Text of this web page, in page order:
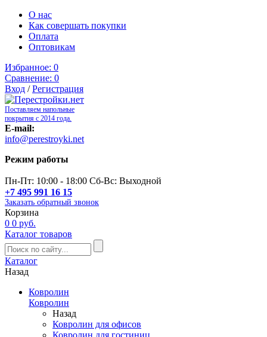
О нас
Как совершать покупки
Оплата
Оптовикам
Избранное: 0
Сравнение: 0
Вход /Регистрация
Поставляем напольные
покрытия с 2014 года.
E-mail:
info@perestroyki.net
Режим работы
Пн-Пт: 10:00 - 18:00 Сб-Вс: Выходной
+7 495 991 16 15
Заказать обратный звонок
Корзина
0 0 руб.
Каталог товаров
Каталог
Назад
Ковролин
Ковролин
Назад
Ковролин для офисов
Ковролин для гостиниц